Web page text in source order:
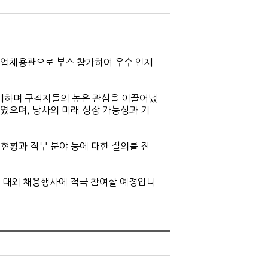
채용관으로 부스 참가하여 우수 인재
며 구직자들의 높은 관심을 이끌어냈
으며, 당사의 미래 성장 가능성과 기
황과 직무 분야 등에 대한 질의를 진
외 채용행사에 적극 참여할 예정입니